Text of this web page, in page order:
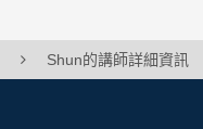
Shun的講師詳細資訊